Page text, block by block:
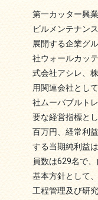
第一カッター興
ビルメンテナン
展開する企業グ
社ウォールカッ
式会社アシレ、
用関連会社とし
社ムーバブルト
要な経営指標と
百万円、経常利
する当期純利益
員数は629名で
基本方針として
工程管理及び研